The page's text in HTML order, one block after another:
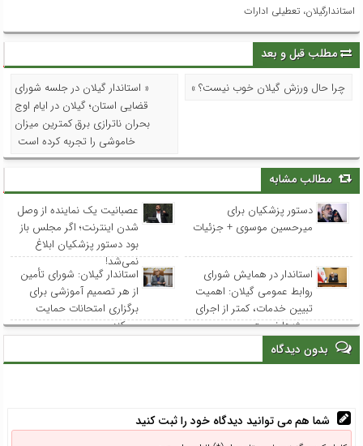
استاندارگیلان، تعطیلی ادارات
مطلب قبل و بعد
چرا حال ورزش گیلان خوب نیست؟ »
« استاندار گیلان در جلسه شورای
قضایی استان؛ گیلان در ایام اوج
بحران ناترازی برق کمترین میزان
خاموشی را تجربه کرده است
مطالب مشابه
دستور پزشکیان برای
میرحسین موسوی + جزئیات
عصبانیت یک نماینده از وصل
شدن اینترنت؛ اگر مجلس باز
بود دستور پزشکیان ابلاغ
نمی‌شد!
استاندار در همایش شورای
روابط عمومی‌ گیلان: اهمیت
تبیین خدمات، کمتر از اجرای
پروژه‌ها نیست
استاندار گیلان: شورای تأمین
از هر تصمیم آموزشی برای
برگزاری امتحانات حمایت
می‌کند
بدون دیدگاه
شما هم می توانید دیدگاه خود را ثبت کنید